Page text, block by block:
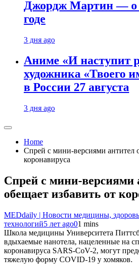
Джордж Мартин — о
годе
3 дня ago
Аниме «И наступит
художника «Твоего
в России 27 августа
3 дня ago
Home
Спрей с мини-версиями антител
коронавируса
Спрей с мини-версиями
обещает избавить от
MEDdaily | Hовости медицины,
технологий5 лет ago01 mins
Школа медицины Университета
вдыхаемые нанотела, нацеленные на
коронавируса SARS-CoV-2, могут
тяжелую форму COVID-19 у хомяков.